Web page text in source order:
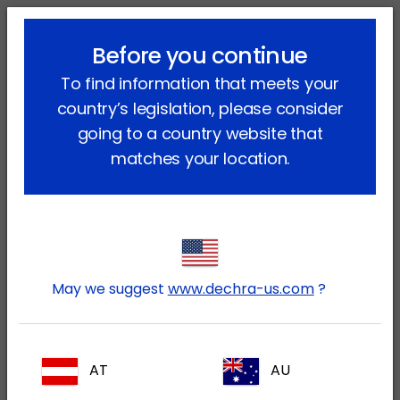
lock_outline search menu
Contact
Les Ventes
Vincent Martel
vincent.martel@dechra.com
Linzi Martin
Veronique Chartrand
Before you continue
To find information that meets your
country’s legislation, please consider
going to a country website that
matches your location.
May we suggest www.dechra-us.com?
AT AU